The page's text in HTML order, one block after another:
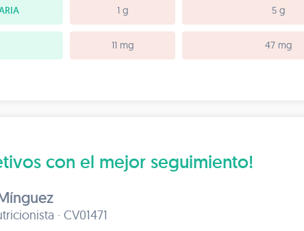
1 g 5 g
11 mg 47 mg
con el mejor seguimiento!
· CV01471